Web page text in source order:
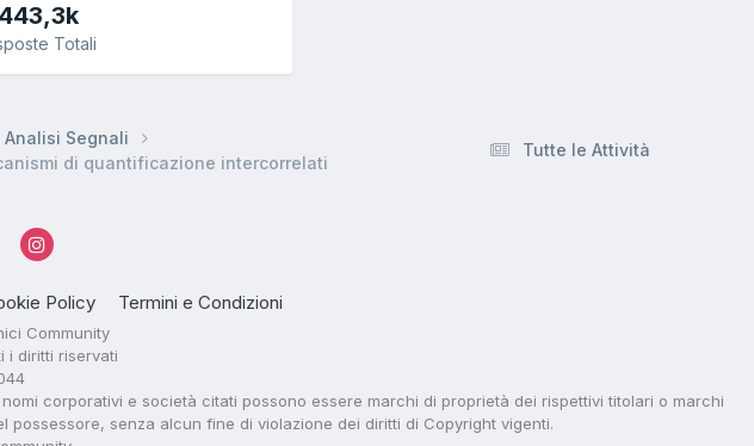
443,3k
Totali
Tutte le Attività
Analisi Segnali
di quantificazione intercorrelati
Policy Termini e Condizioni
Community
i diritti riservati
corporativi e società citati possono essere marchi di proprietà dei rispettivi titolari o marchi
senza alcun fine di violazione dei diritti di Copyright vigenti.